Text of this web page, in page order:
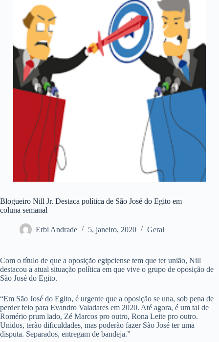
Blogueiro Nill Jr. Destaca política de São José do Egito em
coluna semanal
Erbi Andrade 5, janeiro, 2020 Geral
Com o título de que a oposição egipciense tem que ter união, Nill
destacou a atual situação política em que vive o grupo de oposição de
São José do Egito.
“Em São José do Egito, é urgente que a oposição se una, sob pena de
perder feio para Evandro Valadares em 2020. Até agora, é um tal de
Romério prum lado, Zé Marcos pro outro, Rona Leite pro outro.
Unidos, terão dificuldades, mas poderão fazer São José ter uma
disputa. Separados, entregam de bandeja.”